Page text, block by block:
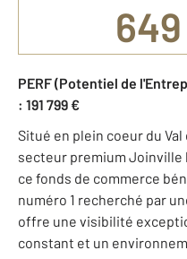
PERF (Potentiel de
: 191 799 €
Situé en plein coeur du Val
secteur premium Joinville
ce fonds de commerce
numéro 1 recherché par
offre une visibilité
constant et un